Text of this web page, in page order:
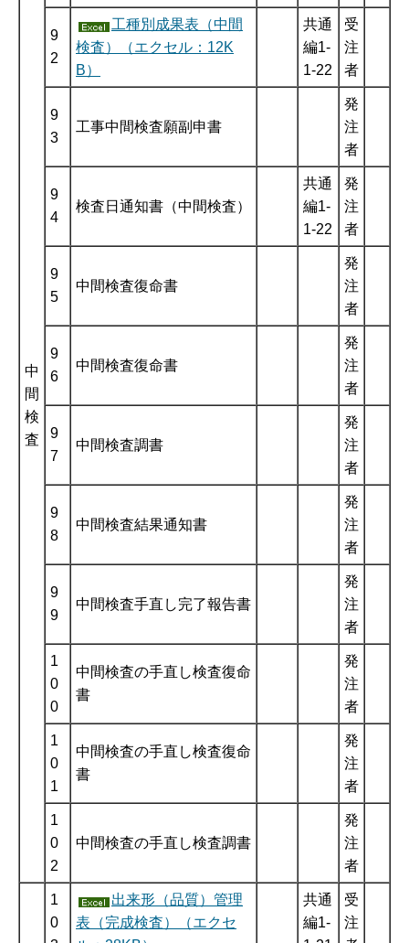
中
間
検
査
9
2
工種別成果表（中間
検査）（エクセル：12K
B）
共通
編1-
1-22
受
注
者
9
3
工事中間検査願副申書
発
注
者
9
4
検査日通知書（中間検査）
共通
編1-
1-22
発
注
者
9
5
中間検査復命書
発
注
者
9
6
中間検査復命書
発
注
者
9
7
中間検査調書
発
注
者
9
8
中間検査結果通知書
発
注
者
9
9
中間検査手直し完了報告書
発
注
者
1
0
0
中間検査の手直し検査復命
書
発
注
者
1
0
1
中間検査の手直し検査復命
書
発
注
者
1
0
2
中間検査の手直し検査調書
発
注
者
1
0
出来形（品質）管理
表（完成検査）（エクセ
共通
編1-
受
注